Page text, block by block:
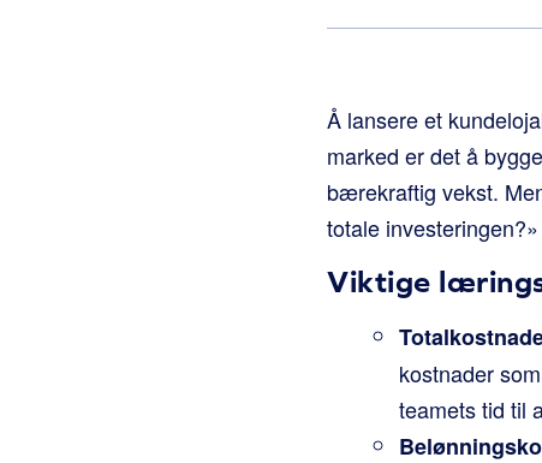
Å lansere et
marked er det å
bærekraftig vekst.
totale investeringen?»
Viktige
kostnader
teamets tid til